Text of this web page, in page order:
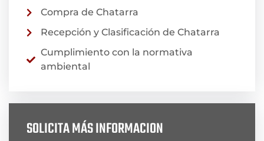
Compra de Chatarra
Recepción y Clasificación de Chatarra
Cumplimiento con la normativa
ambiental
SOLICITA MÁS INFORMACION